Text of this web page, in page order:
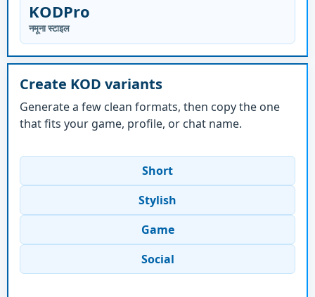
KODPro
नमूना स्टाइल
Create KOD variants
Generate a few clean formats, then copy the one
that fits your game, profile, or chat name.
Short
Stylish
Game
Social